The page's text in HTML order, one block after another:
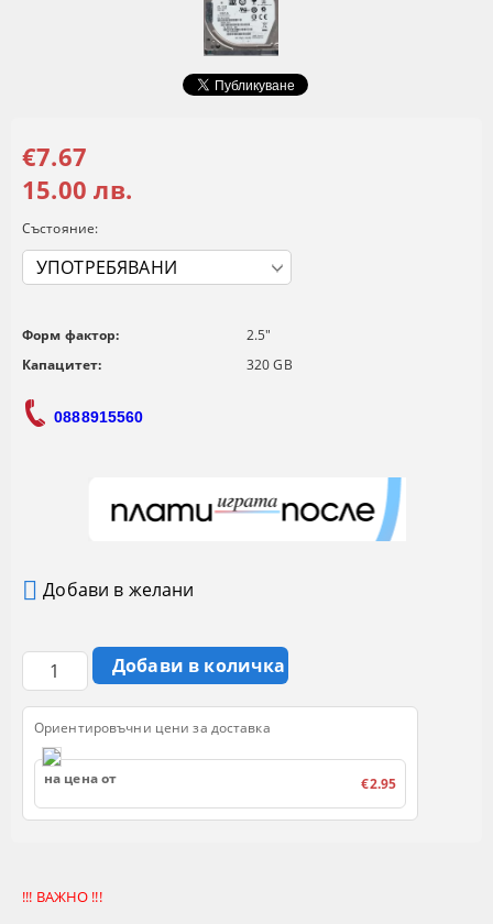
!!! ВАЖНО !!!
€7.67
15.00 лв.
Състояние:
Форм фактор:
2.5"
Капацитет:
320 GB
0888915560
Добави в желани
Ориентировъчни цени за доставка
на цена от €2.95